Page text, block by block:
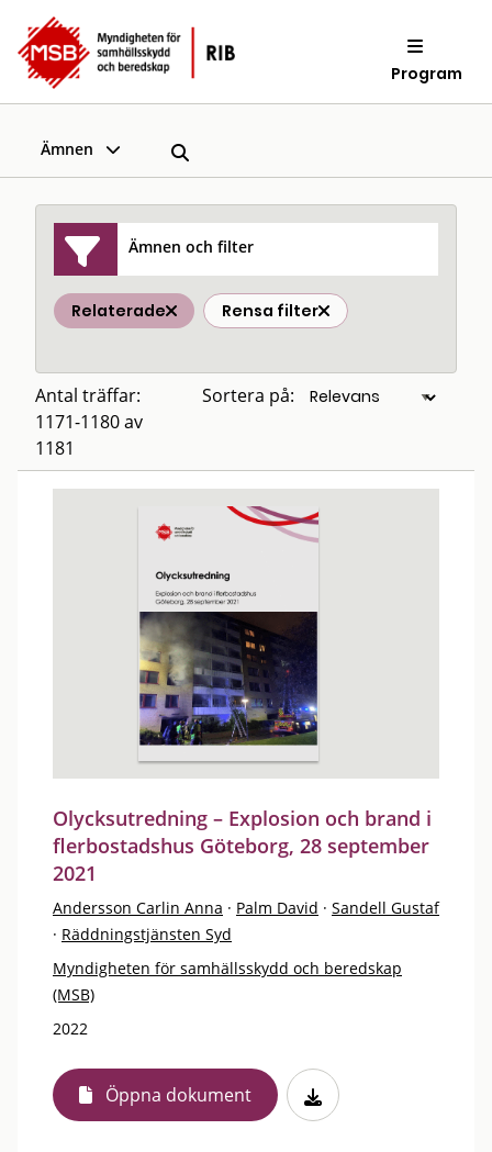
Program
Ämnen
Ämnen och filter
Relaterade Rensa filter
Antal träffar:
1171-1180 av
1181
Sortera på:
Olycksutredning – Explosion och brand i
flerbostadshus Göteborg, 28 september
2021
Andersson Carlin Anna · Palm David · Sandell Gustaf
· Räddningstjänsten Syd
Myndigheten för samhällsskydd och beredskap
(MSB)
2022
Öppna dokument